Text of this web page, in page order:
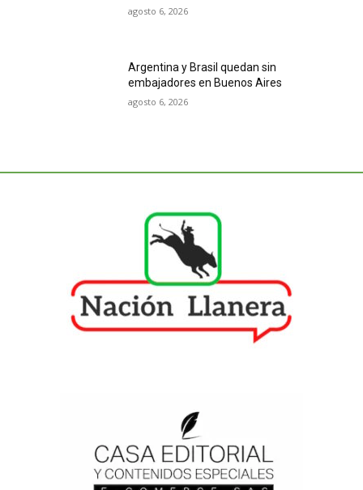
agosto 6, 2026
Argentina y Brasil quedan sin
embajadores en Buenos Aires
agosto 6, 2026